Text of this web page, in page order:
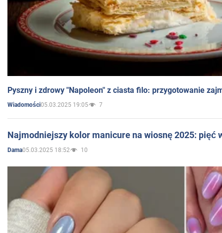
Pyszny i zdrowy "Napoleon" z ciasta filo: przygotowanie
Wiadomości05.03.2025 19:05 7
Najmodniejszy kolor manicure na wiosnę 2025: pięć
Dama05.03.2025 18:52 10